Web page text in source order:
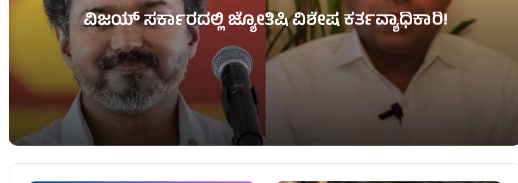
ವಿಜಯ್ ಸರ್ಕಾರದಲ್ಲಿ ಜ್ಯೋತಿಷಿ ವಿಶೇಷ ಕರ್ತವ್ಯಾಧಿಕಾರಿ!
ವಿಜಯ್ ಸರ್ಕಾರದಲ್ಲಿ ಜ್ಯೋತಿಷಿ ವಿಶೇಷ ಕರ್ತವ್ಯಾಧಿಕಾರಿ!